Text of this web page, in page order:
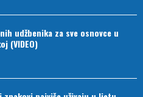
udžbenika za sve osnovce u
(VIDEO)